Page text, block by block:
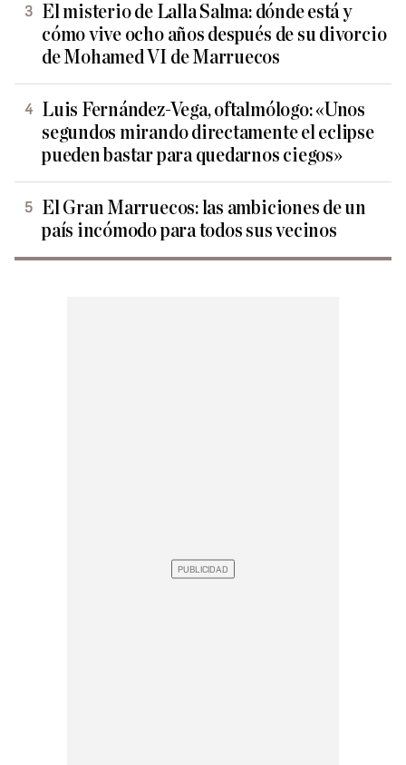
El misterio de Lalla Salma: dónde está y
cómo vive ocho años después de su divorcio
de Mohamed VI de Marruecos
Luis Fernández-Vega, oftalmólogo: «Unos
segundos mirando directamente el eclipse
pueden bastar para quedarnos ciegos»
El Gran Marruecos: las ambiciones de un
país incómodo para todos sus vecinos